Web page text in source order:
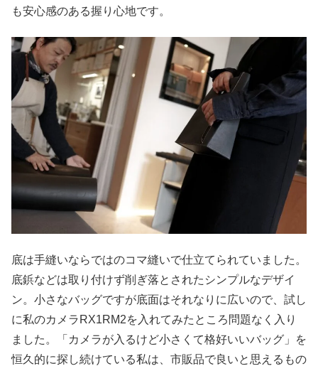
も安心感のある握り心地です。
底は手縫いならではのコマ縫いで仕立てられていました。
底鋲などは取り付けず削ぎ落とされたシンプルなデザイ
ン。小さなバッグですが底面はそれなりに広いので、試し
に私のカメラRX1RM2を入れてみたところ問題なく入り
ました。「カメラが入るけど小さくて格好いいバッグ」を
恒久的に探し続けている私は、市販品で良いと思えるもの